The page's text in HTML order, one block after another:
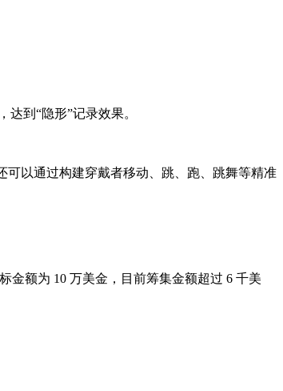
到“隐形”记录效果。
以通过构建穿戴者移动、跳、跑、跳舞等精准
金额为 10 万美金，目前筹集金额超过 6 千美